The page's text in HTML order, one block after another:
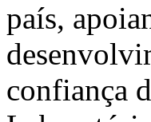
país,
confiança